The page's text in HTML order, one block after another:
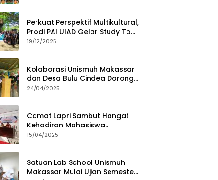
Perkuat Perspektif Multikultural,
Prodi PAI UIAD Gelar Study Tour
ke Kajang
19/12/2025
Kolaborasi Unismuh Makassar
dan Desa Bulu Cindea Dorong
Sentra Garam Industri
24/04/2025
Camat Lapri Sambut Hangat
Kehadiran Mahasiswa
PoltekMu
15/04/2025
Satuan Lab School Unismuh
Makassar Mulai Ujian Semester,